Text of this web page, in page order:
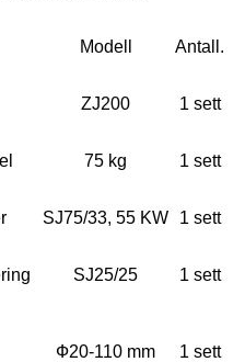
Modell Antall.
ZJ200 1 sett
75 kg 1 sett
SJ75/33, 55 KW 1 sett
SJ25/25 1 sett
Ф20-110 mm 1 sett